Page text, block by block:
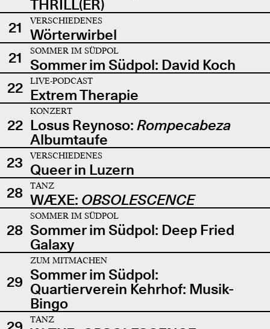
THRILL(ER)
21
VERSCHIEDENES
Wörterwirbel
21
SOMMER IM SÜDPOL
Sommer im Südpol: David Koch
22
LIVE-PODCAST
Extrem Therapie
22
KONZERT
Losus Reynoso: Rompecabeza
Albumtaufe
23
VERSCHIEDENES
Queer in Luzern
28
TANZ
WÆXE: OBSOLESCENCE
28
SOMMER IM SÜDPOL
Sommer im Südpol: Deep Fried
Galaxy
29
ZUM MITMACHEN
Sommer im Südpol:
Quartierverein Kehrhof: Musik-
Bingo
TANZ